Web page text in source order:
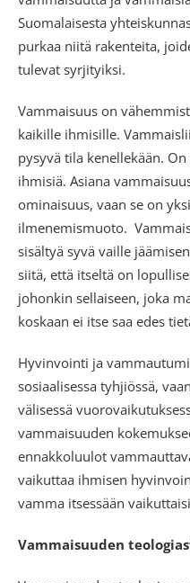
Suomalaisesta
purkaa niitä rakenteita,
tulevat syrjityiksi.
Vammaisuus on
kaikille ihmisille.
pysyvä tila kenellekään.
ihmisiä. Asiana
ominaisuus, vaan se on
ilmenemismuoto.
sisältyä syvä vaille
siitä, että itseltä on
johonkin sellaiseen, joka
koskaan ei itse saa edes
Hyvinvointi ja
sosiaalisessa tyhjiössä,
välisessä
vammaisuuden
ennakkoluulot
vaikuttaa ihmisen
vamma itsessään
Vammaisuuden